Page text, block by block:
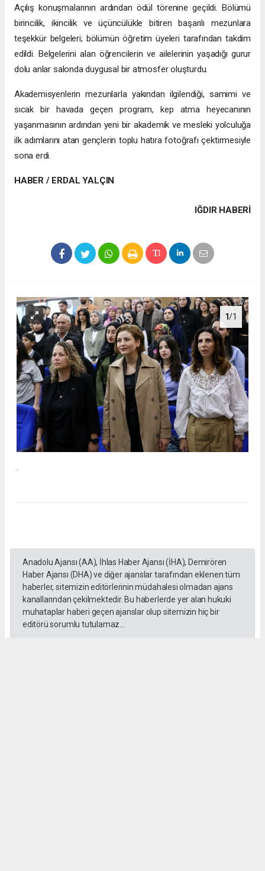
Açılış konuşmalarının ardından ödül törenine geçildi. Bölümü
birincilik, ikincilik ve üçüncülükle bitiren başarılı mezunlara
teşekkür belgeleri; bölümün öğretim üyeleri tarafından takdim
edildi. Belgelerini alan öğrencilerin ve ailelerinin yaşadığı gurur
dolu anlar salonda duygusal bir atmosfer oluşturdu.
Akademisyenlerin mezunlarla yakından ilgilendiği, samimi ve
sıcak bir havada geçen program, kep atma heyecanının
yaşanmasının ardından yeni bir akademik ve mesleki yolculuğa
ilk adımlarını atan gençlerin toplu hatıra fotoğrafı çektirmesiyle
sona erdi.
HABER / ERDAL YALÇIN
IĞDIR HABERİ
1/1
Anadolu Ajansı (AA), İhlas Haber Ajansı (İHA), Demirören
Haber Ajansı (DHA) ve diğer ajanslar tarafından eklenen tüm
haberler, sitemizin editörlerinin müdahalesi olmadan ajans
kanallarından çekilmektedir. Bu haberlerde yer alan hukuki
muhataplar haberi geçen ajanslar olup sitemizin hiç bir
editörü sorumlu tutulamaz...